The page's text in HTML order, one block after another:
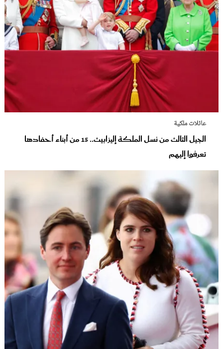
عائلات ملكية
الجيل الثالث من نسل الملكة إليزابيث.. 15 من أبناء أحفادها
تعرفوا إليهم